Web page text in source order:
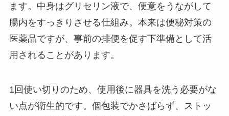
ます。中身はグリセリン液で、便意をうながして
腸内をすっきりさせる仕組み。本来は便秘対策の
医薬品ですが、事前の排便を促す下準備として活
用されることがあります。
1回使い切りのため、使用後に器具を洗う必要がな
い点が衛生的です。個包装でかさばらず、ストッ